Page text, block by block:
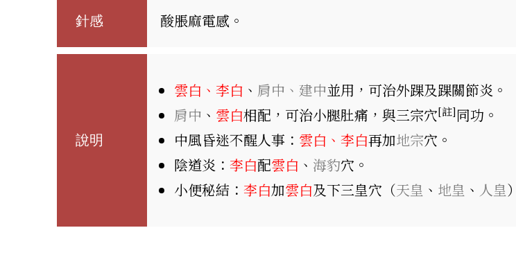
針感 酸脹麻電感。
說明
雲白、李白 、 肩中、建中並用，可治外踝及踝關節炎。
肩中 、 雲白相配，可治小腿肚痛，與三宗穴[註]同功。
中風昏迷不醒人事： 雲白、李白再加地宗穴。
陰道炎：李白配雲白 、 海豹穴。
小便秘結：李白加雲白及下三皇穴（天皇 、 地皇 、 人皇